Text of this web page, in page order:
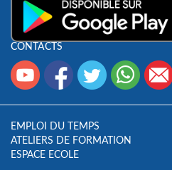
CONTACTS
EMPLOI DU TEMPS
ATELIERS DE FORMATION
ESPACE ECOLE